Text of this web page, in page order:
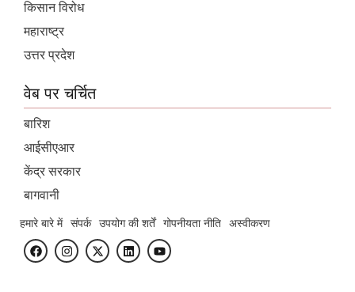
किसान विरोध
महाराष्ट्र
उत्तर प्रदेश
वेब पर चर्चित
बारिश
आईसीएआर
केंद्र सरकार
बागवानी
हमारे बारे में संपर्क उपयोग की शर्तें गोपनीयता नीति अस्वीकरण